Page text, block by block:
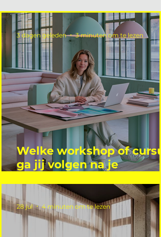
Welke workshop of
ga jij volgen na je
3 dagen geleden 3 minuten om te lezen
28 jul 4 minuten om te lezen